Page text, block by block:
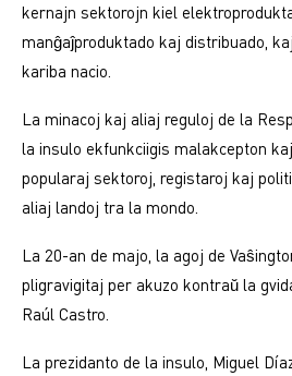
kernajn sektorojn kiel
manĝaĵproduktado kaj distribuado,
kariba nacio.
La minacoj kaj aliaj reguloj de la
la insulo ekfunkciigis malakcepton
popularaj sektoroj, registaroj kaj
aliaj landoj tra la mondo.
La 20-an de majo, la agoj de
pligravigitaj per akuzo kontraŭ la
Raúl Castro.
La prezidanto de la insulo, Miguel